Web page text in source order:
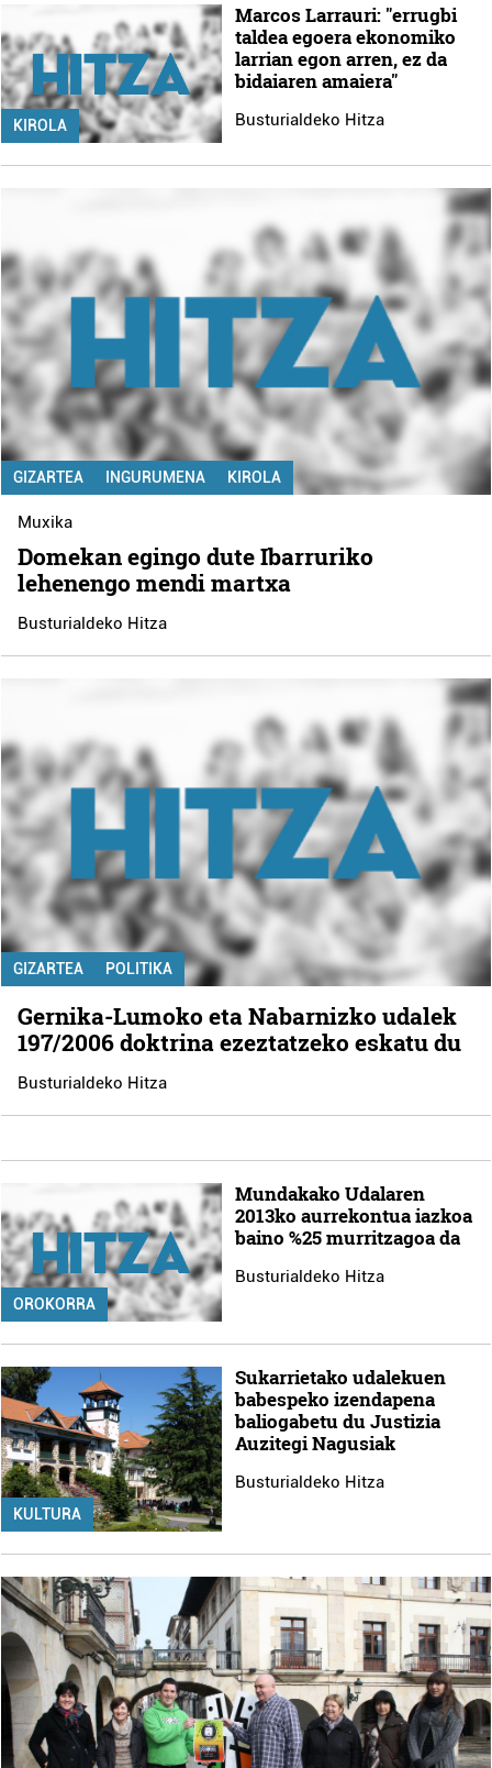
KIROLA
Marcos Larrauri: "errugbi
taldea egoera ekonomiko
larrian egon arren, ez da
bidaiaren amaiera"
Busturialdeko Hitza
GIZARTEA INGURUMENA KIROLA
Muxika
Domekan egingo dute Ibarruriko
lehenengo mendi martxa
Busturialdeko Hitza
GIZARTEA POLITIKA
Gernika-Lumoko eta Nabarnizko udalek
197/2006 doktrina ezeztatzeko eskatu du
Busturialdeko Hitza
OROKORRA
Mundakako Udalaren
2013ko aurrekontua iazkoa
baino %25 murritzagoa da
Busturialdeko Hitza
KULTURA
Sukarrietako udalekuen
babespeko izendapena
baliogabetu du Justizia
Auzitegi Nagusiak
Busturialdeko Hitza